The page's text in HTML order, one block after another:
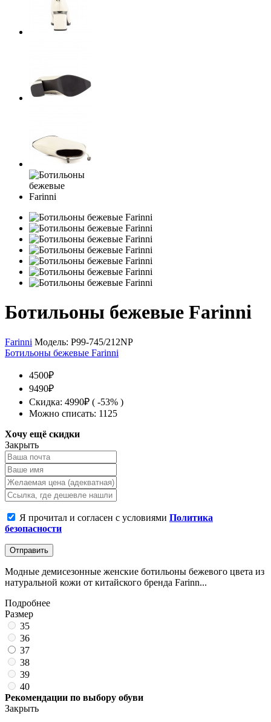
Ботильоны бежевые Farinni
Farinni Модель: P99-745/212NP
Ботильоны бежевые Farinni
4500₽
9490₽
Скидка: 4990₽ ( -53% )
Можно списать: 1125
Хочу ещё скидки
Закрыть
Я прочитал и согласен с условиями Политика
безопасности
Отправить
Модные демисезонные женские ботильоны бежевого цвета из
натуральной кожи от китайского бренда Farinn...
Подробнее
Размер
35
36
37
38
39
40
Рекомендации по выбору обуви
Закрыть